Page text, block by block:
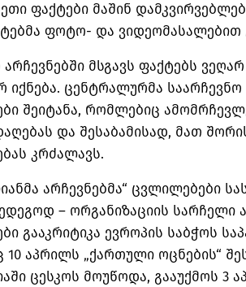
ფაქტები მაშინ
ფოტო- და ვიდეომასალებით
მსგავს ფაქტებს
იქნება. ცენტრალურმა საარჩევნო
შეიტანა, რომლებიც
და შესაბამისად, მათ
კრძალავს.
არჩევნებმა“ ცვლილებები
– ორგანიზაციის სარჩელი
გააკრიტიკა ევროპის საბჭოს
აპრილს „ქართული ოცნების“
ცესკოს მოუწოდა, გააუქმოს 3